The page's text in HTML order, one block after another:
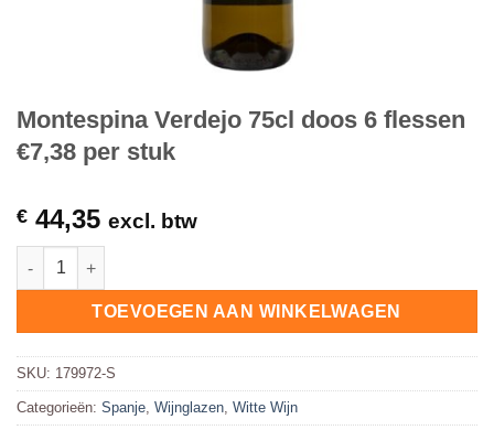
Montespina Verdejo 75cl doos 6 flessen
€7,38 per stuk
€ 44,35 excl. btw
Montespina Verdejo 75cl doos 6 flessen €7,38 per stuk
TOEVOEGEN AAN WINKELWAGEN
SKU: 179972-S
Categorieën: Spanje Wijnglazen Witte Wijn